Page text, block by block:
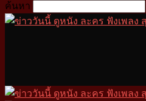
ค้นหา